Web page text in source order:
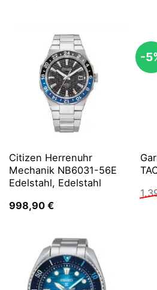
Citizen Herrenuhr
Mechanik NB6031-56E
Edelstahl, Edelstahl
998,90 €
-